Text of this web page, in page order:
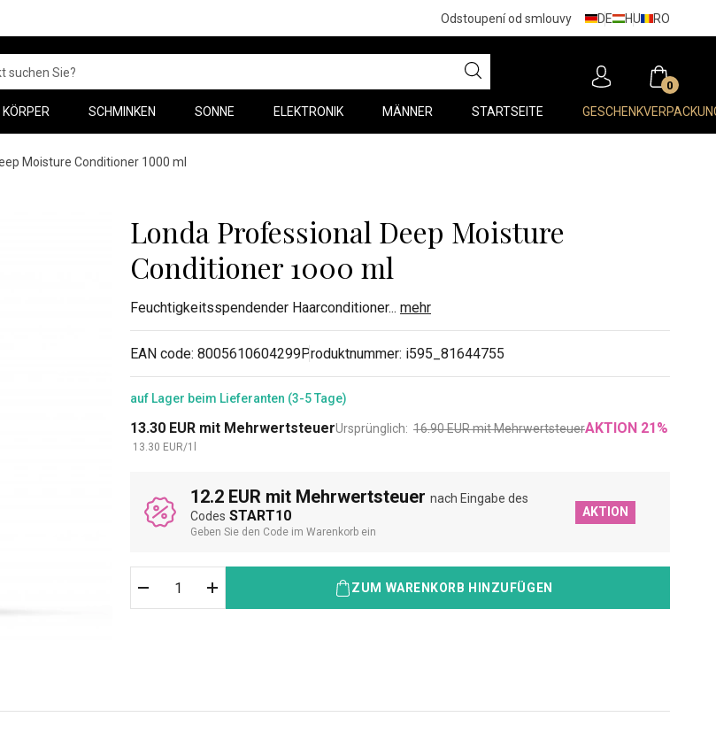
Odstoupení od smlouvy DE HU RO
0
KÖRPER SCHMINKEN SONNE ELEKTRONIK MÄNNER STARTSEITE
Moisture Conditioner 1000 ml
Londa Professional Deep Moisture
Conditioner 1000 ml
Feuchtigkeitsspendender Haarconditioner... mehr
EAN code: 8005610604299Produktnummer: i595_81644755
auf Lager beim Lieferanten (3-5 Tage)
13.30 EUR mit Mehrwertsteuer
13.30 EUR/1
Ursprünglich: 16.90EURmit MehrwertsteuerAKTION 21%
12.2 EUR mit Mehrwertsteuer nach Eingabe des
Codes START10
Geben Sie den Code im Warenkorb ein
AKTION
ZUM WARENKORB HINZUFÜGEN